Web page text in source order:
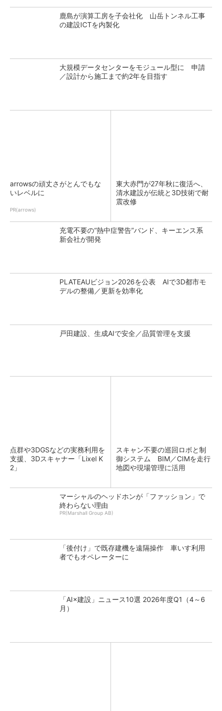
鹿島が演算工房を子会社化 山岳トンネル工事
の建設ICTを内製化
大規模データセンターをモジュール型に 申請
／設計から施工まで約2年を目指す
arrowsの頑丈さがとんでもな
いレベルに
PR(arrows)
東大赤門が27年秋に復活へ、
清水建設が伝統と3D技術で耐
震改修
充電不要の“熱中症警告”バンド、キーエンス系
新会社が開発
PLATEAUビジョン2026を公表 AIで3D都市モ
デルの整備／更新を効率化
戸田建設、生成AIで安全／品質管理を支援
点群や3DGSなどの実務利用を
支援、3Dスキャナー「Lixel K
2」
スキャン不要の巡回ロボと制
御システム BIM／CIMを走行
地図や現場管理に活用
マーシャルのヘッドホンが「ファッション」で
終わらない理由
PR(Marshall Group AB)
「後付け」で既存建機を遠隔操作 車いす利用
者でもオペレーターに
「AI×建設」ニュース10選 2026年度Q1（4～6
月）